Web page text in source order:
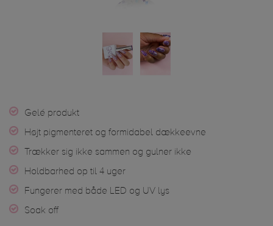
Gelé produkt
Højt pigmenteret og formidabel dækkeevne
Trækker sig ikke sammen og gulner ikke
Holdbarhed op til 4 uger
Fungerer med både LED og UV lys
Soak off